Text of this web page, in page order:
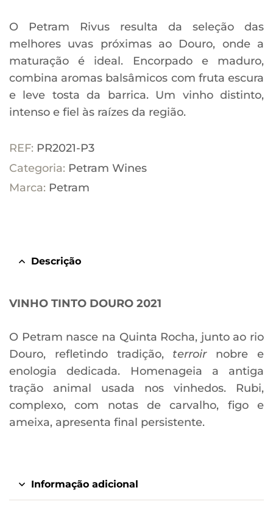
O Petram Rivus resulta da seleção das
melhores uvas próximas ao Douro, onde a
maturação é ideal. Encorpado e maduro,
combina aromas balsâmicos com fruta escura
e leve tosta da barrica. Um vinho distinto,
intenso e fiel às raízes da região.
REF: PR2021-P3
Categoria: Petram Wines
Marca: Petram
Descrição
VINHO TINTO DOURO 2021
O Petram nasce na Quinta Rocha, junto ao rio
Douro, refletindo tradição, terroirnobre e
enologia dedicada. Homenageia a antiga
tração animal usada nos vinhedos. Rubi,
complexo, com notas de carvalho, figo e
ameixa, apresenta final persistente.
Informação adicional